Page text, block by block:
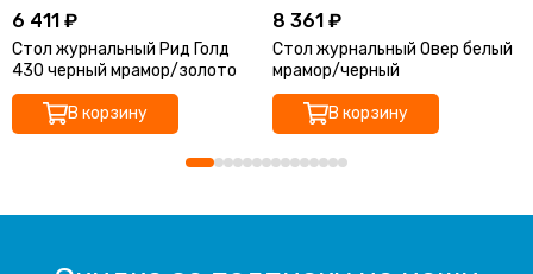
6 411 ₽
Стол журнальный Рид Голд
430 черный мрамор/золото
В корзину
8 361 ₽
Стол журнальный Овер белый
мрамор/черный
В корзину